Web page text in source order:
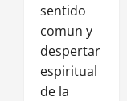
sentido
comun y
despertar
espiritual
de la